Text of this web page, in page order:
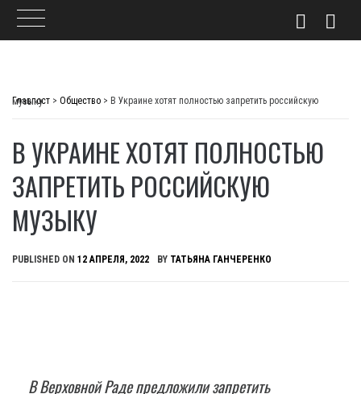
Главпост > Общество >
В Украине хотят полностью запретить российскую музыку
В УКРАИНЕ ХОТЯТ ПОЛНОСТЬЮ
ЗАПРЕТИТЬ РОССИЙСКУЮ
МУЗЫКУ
PUBLISHED ON 12 АПРЕЛЯ, 2022 BY ТАТЬЯНА ГАНЧЕРЕНКО
В Верховной Раде предложили запретить